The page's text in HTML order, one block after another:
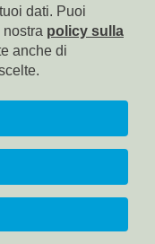
fabibz@pec.poste.it
dati. Puoi
policy sulla
anche di